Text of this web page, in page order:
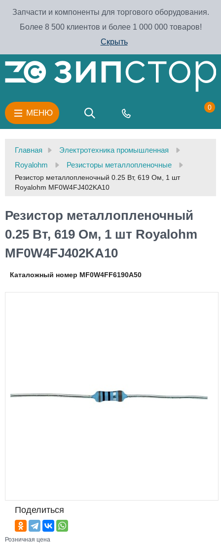
Запчасти и компоненты для торгового оборудования.
Более 8 500 клиентов и более 1 000 000 товаров!
Скрыть
МЕНЮ
0
Главная
Электротехника промышленная
Royalohm
Резисторы металлопленочные
Резистор металлопленочный 0.25 Вт, 619 Ом, 1 шт
Royalohm MF0W4FJ402KA10
Резистор металлопленочный
0.25 Вт, 619 Ом, 1 шт Royalohm
MF0W4FJ402KA10
Каталожный номер MF0W4FF6190A50
Поделиться
Розничная цена